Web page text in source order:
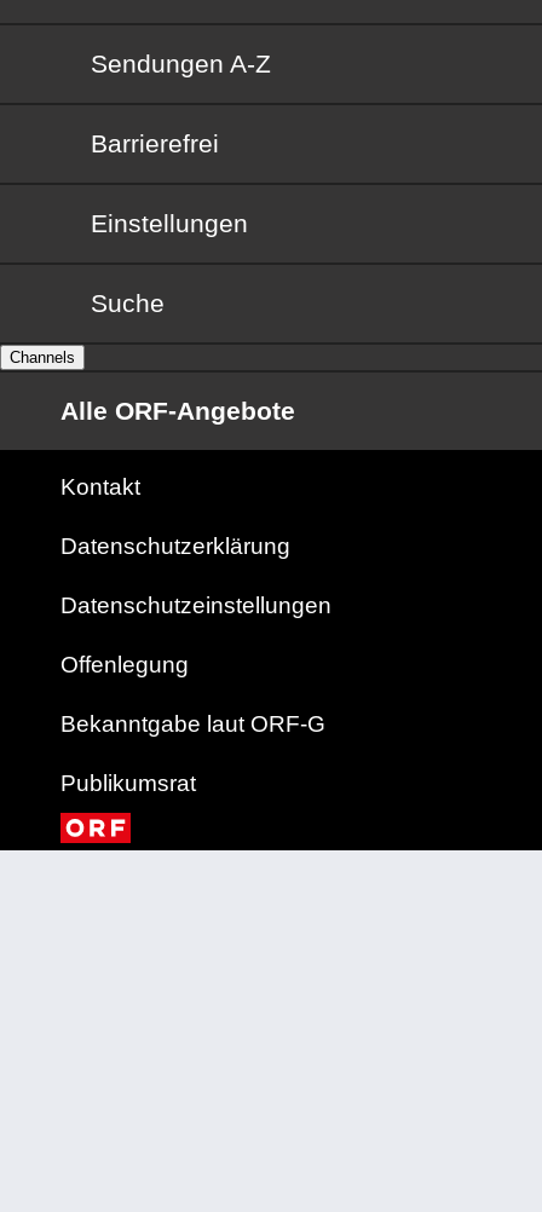
Sendungen von A bis Z
Sendungen A-Z
Barrierefrei
Barrierefrei
Einstellungen
Suche
Channels
Alle ORF-Angebote
Kontakt
Datenschutzerklärung
Datenschutzeinstellungen
Offenlegung
Bekanntgabe laut ORF-G
Publikumsrat